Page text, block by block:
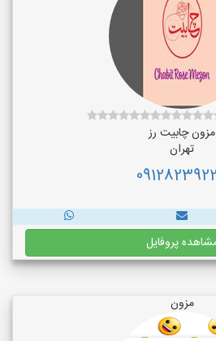
مزون چابیت رز
تهران
پروفایل
مزون